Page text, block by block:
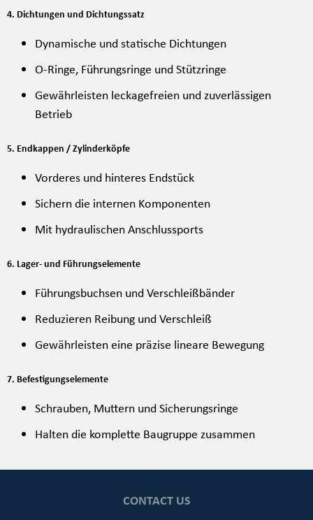
4. Dichtungen und Dichtungssatz
Dynamische und statische Dichtungen
O-Ringe, Führungsringe und Stützringe
Gewährleisten leckagefreien und zuverlässigen
Betrieb
5. Endkappen / Zylinderköpfe
Vorderes und hinteres Endstück
Sichern die internen Komponenten
Mit hydraulischen Anschlussports
6. Lager- und Führungselemente
Führungsbuchsen und Verschleißbänder
Reduzieren Reibung und Verschleiß
Gewährleisten eine präzise lineare Bewegung
7. Befestigungselemente
Schrauben, Muttern und Sicherungsringe
Halten die komplette Baugruppe zusammen
CONTACT US